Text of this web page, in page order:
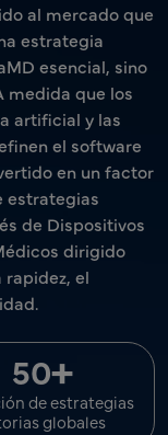
al mercado que
estrategia
esencial, sino
medida que los
artificial y las
el software
en un factor
estrategias
de Dispositivos
dirigido
el
50+
de estrategias
globales